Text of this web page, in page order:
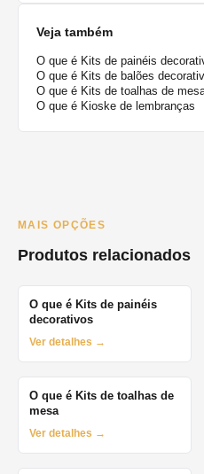
Veja também
O que é Kits de painéis
O que é Kits de balões
O que é Kits de toalhas de
O que é Kioske de lembranças
MAIS OPÇÕES
Produtos relacionados
O que é Kits de painéis
decorativos
Ver detalhes →
O que é Kits de toalhas de
mesa
Ver detalhes →